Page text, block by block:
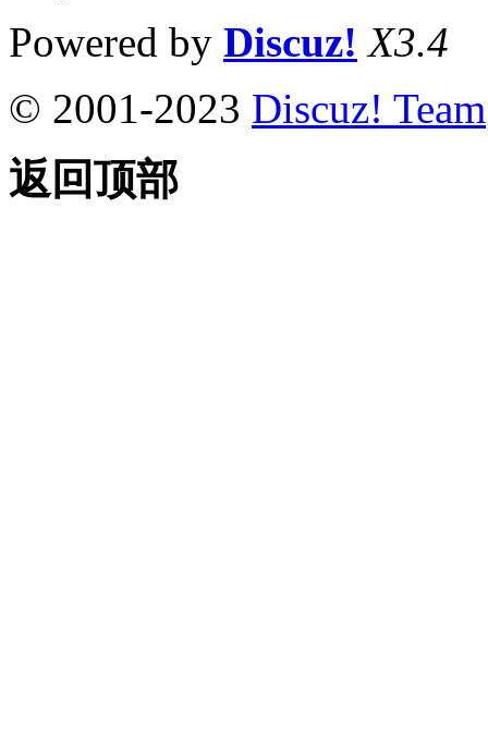
Powered by Discuz! X3.4
© 2001-2023 Discuz! Team
返回顶部